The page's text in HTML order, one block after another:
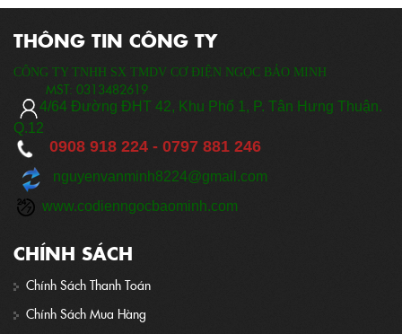
THÔNG TIN CÔNG TY
CÔNG TY TNHH SX TMDV CƠ ĐIỆN NGỌC BẢO MINH
MST: 0313482619
4/64 Đường ĐHT 42, Khu Phố 1, P. Tân Hưng Thuận.
Q.12
0908 918 224 - 0797 881 246
nguyenvanminh8224@gmail.com
www.codienngocbaominh.com
CHÍNH SÁCH
Chính Sách Thanh Toán
Chính Sách Mua Hàng